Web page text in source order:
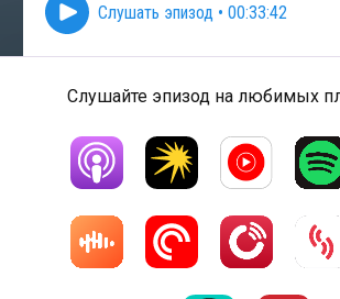
Слушать эпизод • 00:33:42
Слушайте эпизод на любимых